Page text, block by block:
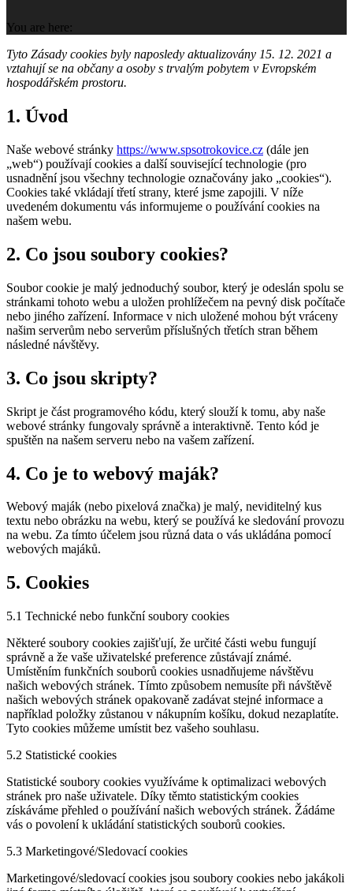
You are here:
Tyto Zásady cookies byly naposledy aktualizovány 15. 12. 2021 a
vztahují se na občany a osoby s trvalým pobytem v Evropském
hospodářském prostoru.
1. Úvod
Naše webové stránky https://www.spsotrokovice.cz (dále jen
„web“) používají cookies a další související technologie (pro
usnadnění jsou všechny technologie označovány jako „cookies“).
Cookies také vkládají třetí strany, které jsme zapojili. V níže
uvedeném dokumentu vás informujeme o používání cookies na
našem webu.
2. Co jsou soubory cookies?
Soubor cookie je malý jednoduchý soubor, který je odeslán spolu se
stránkami tohoto webu a uložen prohlížečem na pevný disk počítače
nebo jiného zařízení. Informace v nich uložené mohou být vráceny
našim serverům nebo serverům příslušných třetích stran během
následné návštěvy.
3. Co jsou skripty?
Skript je část programového kódu, který slouží k tomu, aby naše
webové stránky fungovaly správně a interaktivně. Tento kód je
spuštěn na našem serveru nebo na vašem zařízení.
4. Co je to webový maják?
Webový maják (nebo pixelová značka) je malý, neviditelný kus
textu nebo obrázku na webu, který se používá ke sledování provozu
na webu. Za tímto účelem jsou různá data o vás ukládána pomocí
webových majáků.
5. Cookies
5.1 Technické nebo funkční soubory cookies
Některé soubory cookies zajišťují, že určité části webu fungují
správně a že vaše uživatelské preference zůstávají známé.
Umístěním funkčních souborů cookies usnadňujeme návštěvu
našich webových stránek. Tímto způsobem nemusíte při návštěvě
našich webových stránek opakovaně zadávat stejné informace a
například položky zůstanou v nákupním košíku, dokud nezaplatíte.
Tyto cookies můžeme umístit bez vašeho souhlasu.
5.2 Statistické cookies
Statistické soubory cookies využíváme k optimalizaci webových
stránek pro naše uživatele. Díky těmto statistickým cookies
získáváme přehled o používání našich webových stránek. Žádáme
vás o povolení k ukládání statistických souborů cookies.
5.3 Marketingové/Sledovací cookies
Marketingové/sledovací cookies jsou soubory cookies nebo jakákoli